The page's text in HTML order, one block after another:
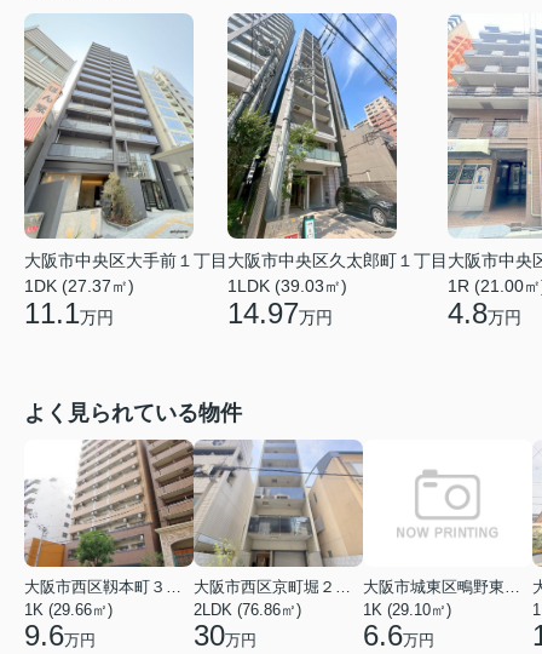
大阪市中央区大手前１丁目
1DK (27.37㎡)
11.1万円
大阪市中央区久太郎町１丁目
1LDK (39.03㎡)
14.97万円
大阪市中央
1R (21.00
4.8万円
よく見られている物件
大阪市西区靱本町３丁目
1K (29.66㎡)
9.6万円
大阪市西区京町堀２丁目
2LDK (76.86㎡)
30万円
大阪市城東区鴫野東３丁目
1K (29.10㎡)
6.6万円